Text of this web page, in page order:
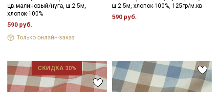
усадка до 7%.
Вареный хлопок идеально подходит для пошива постельного
белья и одежды для взрослых и детей. Изделия с каждой
стиркой становятся более мягкими и бархатистыми.
постирайте отрез при температуре дальнейших стирок, не
выше 40C, для исключения усадки ткани в готовом изделии.
Уход:
цв.малиновый/нуга, ш.2.5м,
хлопок-100%
590 руб.
Только онлайн-заказ
ш.2.5м, хлопок-100%, 125гр/м.кв
590 руб.
СКИДКА 30%